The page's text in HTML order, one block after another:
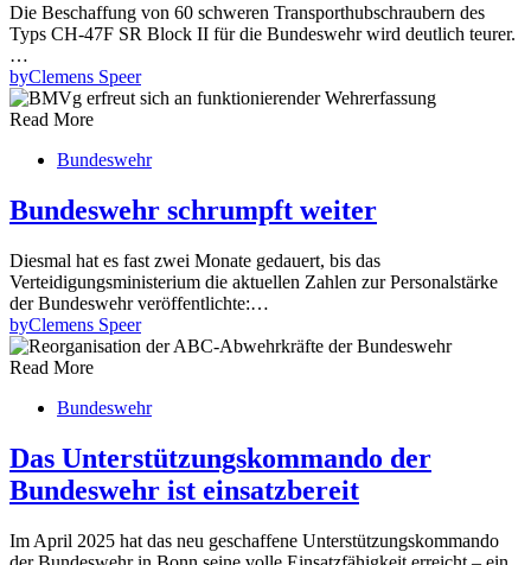
Die Beschaffung von 60 schweren Transporthubschraubern des
Typs CH-47F SR Block II für die Bundeswehr wird deutlich teurer.
…
byClemens Speer
Read More
Bundeswehr
Bundeswehr schrumpft weiter
Diesmal hat es fast zwei Monate gedauert, bis das
Verteidigungsministerium die aktuellen Zahlen zur Personalstärke
der Bundeswehr veröffentlichte:…
byClemens Speer
Read More
Bundeswehr
Das Unterstützungskommando der
Bundeswehr ist einsatzbereit
Im April 2025 hat das neu geschaffene Unterstützungskommando